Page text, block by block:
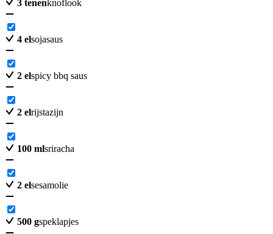
3 tenenknoflook
4 elsojasaus
2 elspicy bbq saus
2 elrijstazijn
100 mlsriracha
2 elsesamolie
500 gspeklapjes